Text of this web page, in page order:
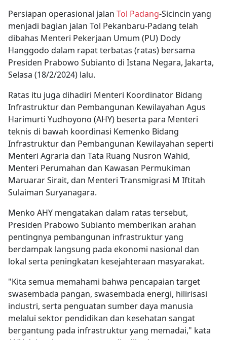
Persiapan operasional jalan Tol Padang-Sicincin yang
menjadi bagian jalan Tol Pekanbaru-Padang telah
dibahas Menteri Pekerjaan Umum (PU) Dody
Hanggodo dalam rapat terbatas (ratas) bersama
Presiden Prabowo Subianto di Istana Negara, Jakarta,
Selasa (18/2/2024) lalu.
Ratas itu juga dihadiri Menteri Koordinator Bidang
Infrastruktur dan Pembangunan Kewilayahan Agus
Harimurti Yudhoyono (AHY) beserta para Menteri
teknis di bawah koordinasi Kemenko Bidang
Infrastruktur dan Pembangunan Kewilayahan seperti
Menteri Agraria dan Tata Ruang Nusron Wahid,
Menteri Perumahan dan Kawasan Permukiman
Maruarar Sirait, dan Menteri Transmigrasi M Iftitah
Sulaiman Suryanagara.
Menko AHY mengatakan dalam ratas tersebut,
Presiden Prabowo Subianto memberikan arahan
pentingnya pembangunan infrastruktur yang
berdampak langsung pada ekonomi nasional dan
lokal serta peningkatan kesejahteraan masyarakat.
"Kita semua memahami bahwa pencapaian target
swasembada pangan, swasembada energi, hilirisasi
industri, serta penguatan sumber daya manusia
melalui sektor pendidikan dan kesehatan sangat
bergantung pada infrastruktur yang memadai," kata